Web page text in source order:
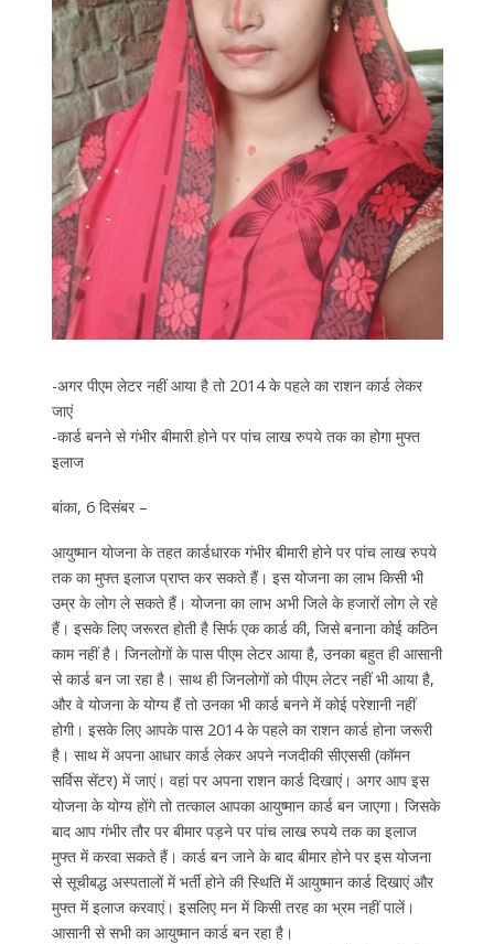
-अगर पीएम लेटर नहीं आया है तो 2014 के पहले का राशन कार्ड लेकर
जाएं
-कार्ड बनने से गंभीर बीमारी होने पर पांच लाख रुपये तक का होगा मुफ्त
इलाज
बांका, 6 दिसंबर –
आयुष्मान योजना के तहत कार्डधारक गंभीर बीमारी होने पर पांच लाख रुपये
तक का मुफ्त इलाज प्राप्त कर सकते हैं। इस योजना का लाभ किसी भी
उम्र के लोग ले सकते हैं। योजना का लाभ अभी जिले के हजारों लोग ले रहे
हैं। इसके लिए जरूरत होती है सिर्फ एक कार्ड की, जिसे बनाना कोई कठिन
काम नहीं है। जिनलोगों के पास पीएम लेटर आया है, उनका बहुत ही आसानी
से कार्ड बन जा रहा है। साथ ही जिनलोगों को पीएम लेटर नहीं भी आया है,
और वे योजना के योग्य हैं तो उनका भी कार्ड बनने में कोई परेशानी नहीं
होगी। इसके लिए आपके पास 2014 के पहले का राशन कार्ड होना जरूरी
है। साथ में अपना आधार कार्ड लेकर अपने नजदीकी सीएससी (कॉमन
सर्विस सेंटर) में जाएं। वहां पर अपना राशन कार्ड दिखाएं। अगर आप इस
योजना के योग्य होंगे तो तत्काल आपका आयुष्मान कार्ड बन जाएगा। जिसके
बाद आप गंभीर तौर पर बीमार पड़ने पर पांच लाख रुपये तक का इलाज
मुफ्त में करवा सकते हैं। कार्ड बन जाने के बाद बीमार होने पर इस योजना
से सूचीबद्ध अस्पतालों में भर्ती होने की स्थिति में आयुष्मान कार्ड दिखाएं और
मुफ्त में इलाज करवाएं। इसलिए मन में किसी तरह का भ्रम नहीं पालें।
आसानी से सभी का आयुष्मान कार्ड बन रहा है।